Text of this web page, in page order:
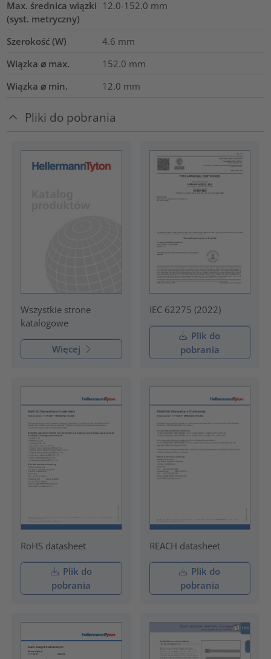
Max. średnica wiązki
(syst. metryczny)
12.0-152.0 mm
Szerokość (W) 4.6 mm
Wiązka ⌀ max.
152.0 mm
Wiązka ⌀ min.
12.0 mm
Pliki do pobrania
Wszystkie strone
katalogowe
Więcej
IEC 62275 (2022)
Plik do
pobrania
RoHS datasheet
Plik do
pobrania
REACH datasheet
Plik do
pobrania